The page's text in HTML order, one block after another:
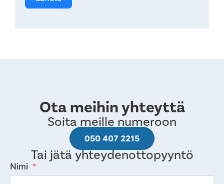
Ota meihin yhteyttä
Soita meille numeroon
050 407 2215
Tai jätä yhteydenottopyyntö
Nimi